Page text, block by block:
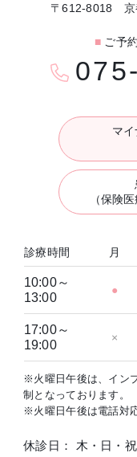
〒612-8018 京
■ ご予
マ
（保険
診療時間 月
10:00～
13:00
●
17:00～
19:00
×
※火曜日午後は、イン
制となっております。
※火曜日午後は電話対
休診日： 木・日・祝